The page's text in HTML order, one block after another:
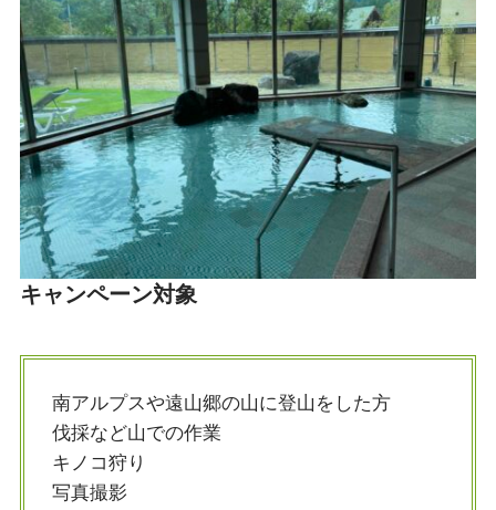
キャンペーン対象
南アルプスや遠山郷の山に登山をした方
伐採など山での作業
キノコ狩り
写真撮影